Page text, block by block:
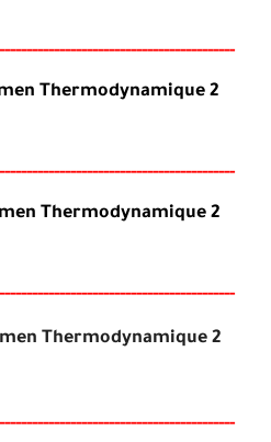
------------
Thermodynamique 2
------------
Thermodynamique 2
------------
Thermodynamique 2
------------